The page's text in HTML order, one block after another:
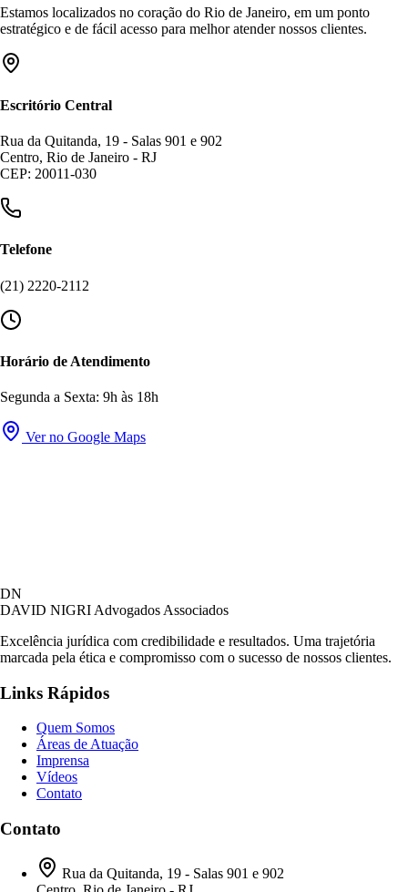
Estamos localizados no coração do Rio de Janeiro, em um ponto
estratégico e de fácil acesso para melhor atender nossos clientes.
Escritório Central
Rua da Quitanda, 19 - Salas 901 e 902
Centro, Rio de Janeiro - RJ
CEP: 20011-030
Telefone
(21) 2220-2112
Horário de Atendimento
Segunda a Sexta: 9h às 18h
Ver no Google Maps
DN
DAVID NIGRI Advogados Associados
Excelência jurídica com credibilidade e resultados. Uma trajetória
marcada pela ética e compromisso com o sucesso de nossos clientes.
Links Rápidos
Quem Somos
Áreas de Atuação
Imprensa
Vídeos
Contato
Contato
Rua da Quitanda, 19 - Salas 901 e 902
Online agora
Para que possamos ajudá-lo, por favor, informe
como deseja falar com nossa equipe.
Prefiro ser respondido por: